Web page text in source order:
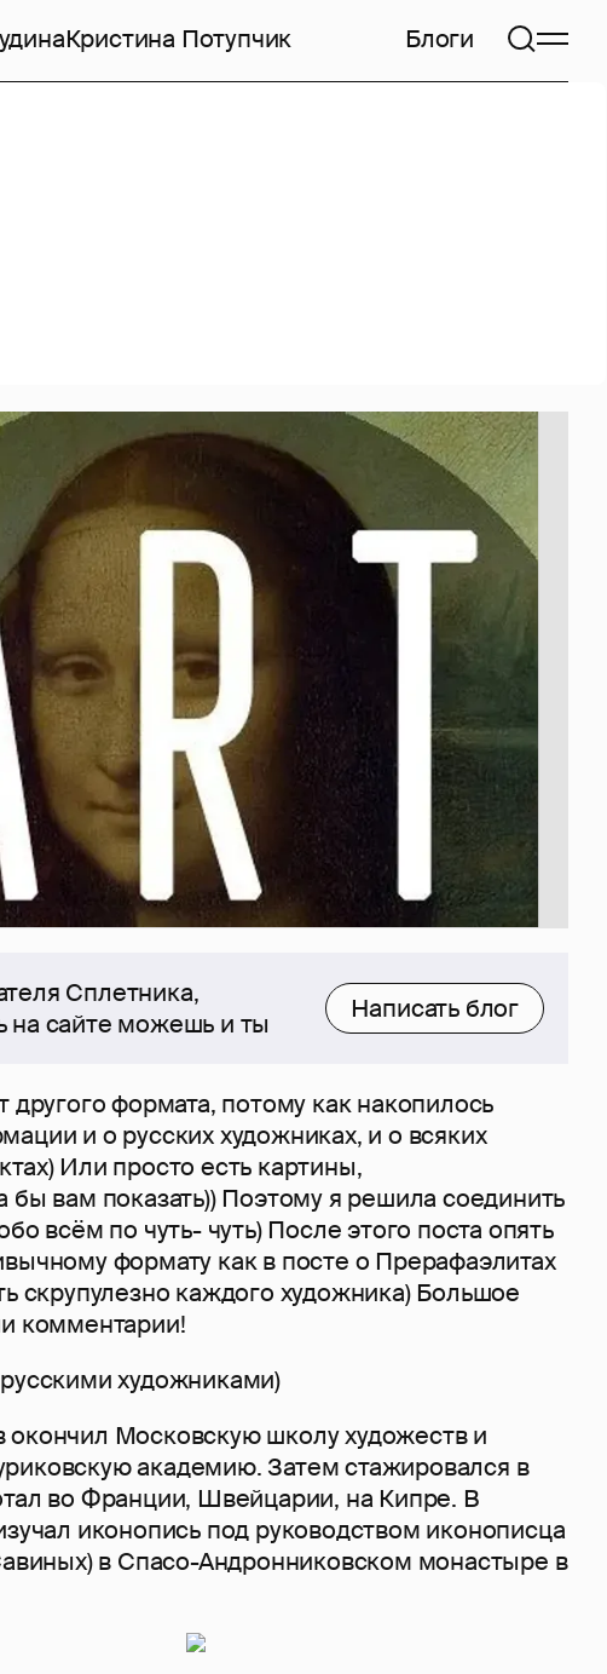
Кристина Потупчик Блоги
Сплетника,
на сайте можешь и ты
Написать блог
другого формата, потому как накопилось
и о русских художниках, и о всяких
Или просто есть картины,
бы вам показать)) Поэтому я решила соединить
всём по чуть- чуть) После этого поста опять
формату как в посте о Прерафаэлитах
скрупулезно каждого художника) Большое
комментарии!
художниками)
Московскую школу художеств и
академию. Затем стажировался в
во Франции, Швейцарии, на Кипре. В
иконопись под руководством иконописца
в Спасо-Андронниковском монастыре в